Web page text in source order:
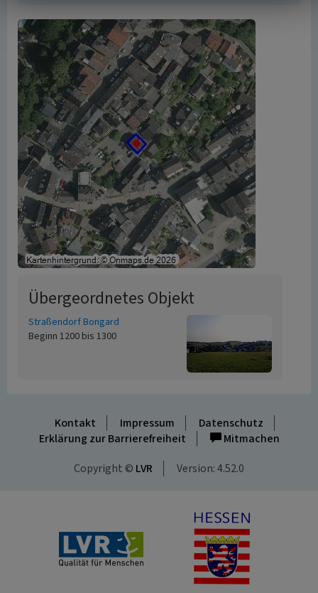
Übergeordnetes Objekt
Straßendorf Bongard
Beginn 1200 bis 1300
Kontakt Impressum
Datenschutz
Erklärung zur Barrierefreiheit
Mitmachen
Copyright © LVR Version: 4.52.0